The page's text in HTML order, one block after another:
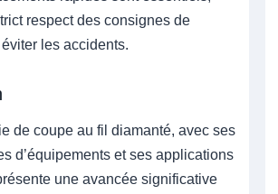
respect des consignes de
les accidents.
de coupe au fil diamanté, avec ses
d’équipements et ses applications
une avancée significative